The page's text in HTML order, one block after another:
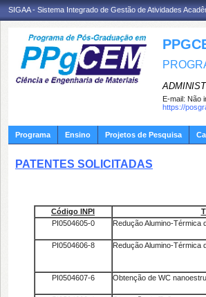
SIGAA - Sistema Integrado de Gestão de Atividades
E-mail: Não
https://
Programa Ensino Projetos de Pesquisa
PATENTES SOLICITADAS
Código INPI
PI0504605-0
Redução Alumino-Térmica
PI0504606-8 Redução Alumino-Térmica
PI0504607-6 Obtenção de WC